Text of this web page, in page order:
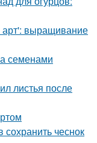
выращивание
семенами
листья после
чеснок